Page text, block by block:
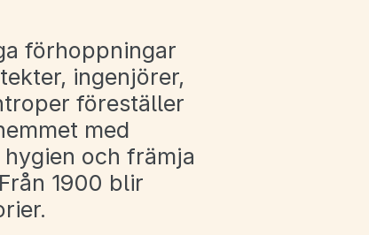
förhoppningar
ingenjörer,
föreställer
med
och främja
1900 blir